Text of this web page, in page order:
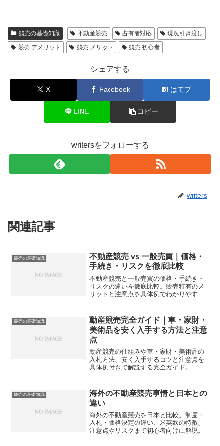
競売の基礎知識 不動産競売 占有者対応
現況引き渡し
競売 デメリット
競売 メリット 競売 初心者
シェアする
X Facebook はてブ
LINE コピー
writersをフォローする
writers
関連記事
競売の基礎知識
不動産競売 vs 一般売買｜価格・
手続き・リスクを徹底比較
不動産競売と一般売買の価格・手続き・
リスクの違いを徹底比較。競売特有のメ
リットと注意点を具体例でわかりやすく
競売の基礎知識
動産競売完全ガイド｜車・家財・
美術品を安く入手する方法と注意
点
動産競売の仕組みや車・家財・美術品の
入札方法、安く入手するコツと注意点を
具体例付きで解説する完全ガイド。
競売の基礎知識
海外の不動産競売事情と日本との
違い
海外の不動産競売を日本と比較。制度・
入札・価格決定の違い、米英欧の特徴、
注意点やリスクまで初心者向けに解説。